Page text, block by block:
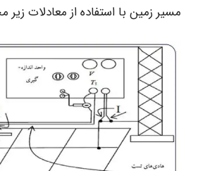
مسیر زمین با استفاده از معادلات